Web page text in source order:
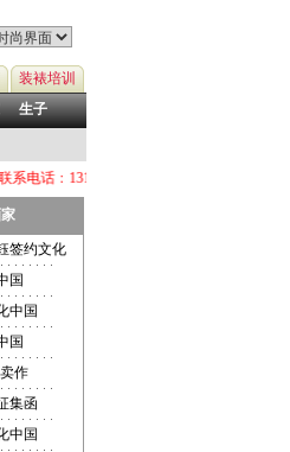
装裱培训
生子
13124788558 QQ：38213657
签约文化
国
中国
国
作
集函
中国